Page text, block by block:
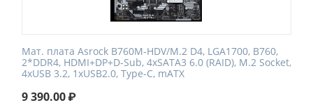
Мат. плата Asrock B760M-HDV/M.2 D4, LGA1700, B760,
2*DDR4, HDMI+DP+D-Sub, 4xSATA3 6.0 (RAID), M.2 Socket,
4xUSB 3.2, 1xUSB2.0, Type-C, mATX
9 390.00₽